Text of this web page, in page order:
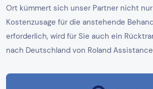
Ort kümmert sich unser Partner nicht
Kostenzusage für die anstehende
erforderlich, wird für Sie auch ein
nach Deutschland von Roland